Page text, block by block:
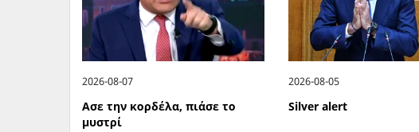
2026-08-07
Ασε την κορδέλα, πιάσε το
μυστρί
2026-08-05
Silver alert